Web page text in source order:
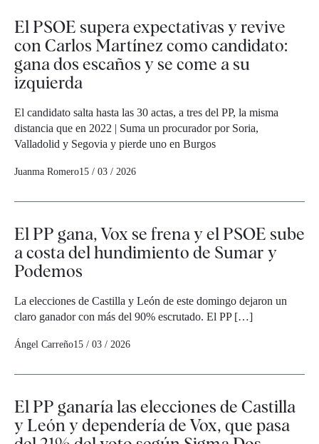
El PSOE supera expectativas y revive
con Carlos Martínez como candidato:
gana dos escaños y se come a su
izquierda
El candidato salta hasta las 30 actas, a tres del PP, la misma
distancia que en 2022 | Suma un procurador por Soria,
Valladolid y Segovia y pierde uno en Burgos
Juanma Romero15 / 03 / 2026
El PP gana, Vox se frena y el PSOE sube
a costa del hundimiento de Sumar y
Podemos
La elecciones de Castilla y León de este domingo dejaron un
claro ganador con más del 90% escrutado. El PP […]
Ángel Carreño15 / 03 / 2026
El PP ganaría las elecciones de Castilla
y León y dependería de Vox, que pasa